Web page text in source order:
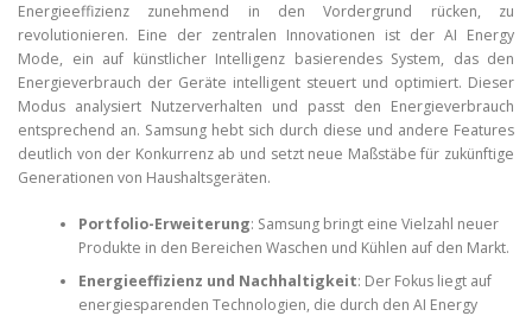
Energieeffizienz zunehmend in den Vordergrund rücken, zu
revolutionieren. Eine der zentralen Innovationen ist der AI Energy
Mode, ein auf künstlicher Intelligenz basierendes System, das den
Energieverbrauch der Geräte intelligent steuert und optimiert. Dieser
Modus analysiert Nutzerverhalten und passt den Energieverbrauch
entsprechend an. Samsung hebt sich durch diese und andere Features
deutlich von der Konkurrenz ab und setzt neue Maßstäbe für zukünftige
Generationen von Haushaltsgeräten.
Portfolio-Erweiterung: Samsung bringt eine Vielzahl neuer
Produkte in den Bereichen Waschen und Kühlen auf den Markt.
Energieeffizienz und Nachhaltigkeit: Der Fokus liegt auf
energiesparenden Technologien, die durch den AI Energy